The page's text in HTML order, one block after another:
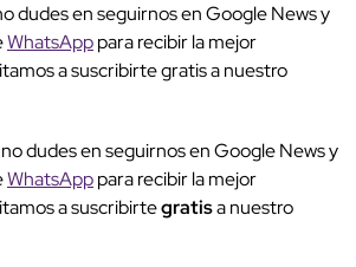
dudes en seguirnos en Google News y
WhatsApppara recibir la mejor
a suscribirte gratis a nuestro
no dudes en seguirnos en Google News y
WhatsApppara recibir la mejor
a suscribirtegratisa nuestro